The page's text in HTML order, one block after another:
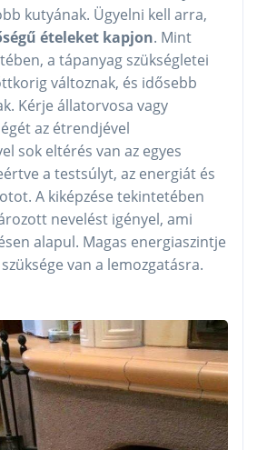
kutyának. Ügyelni kell arra,
ételeket kapjon. Mint
a tápanyag szükségletei
változnak, és idősebb
Kérje állatorvosa vagy
az étrendjével
sok eltérés van az egyes
a testsúlyt, az energiát és
A kiképzése tekintetében
nevelést igényel, ami
alapul. Magas energiaszintje
van a lemozgatásra.